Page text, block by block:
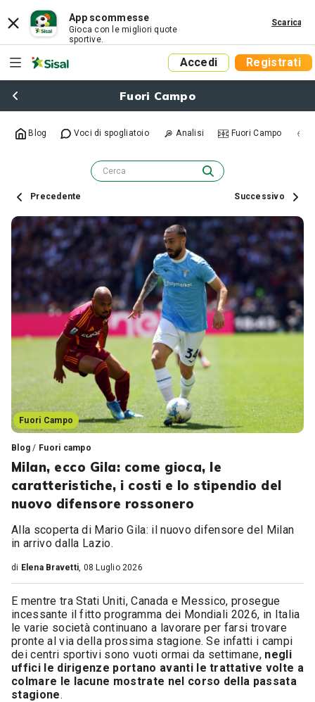
App scommesse
Gioca con le migliori quote
sportive.
Scarica
Accedi Registrati
Fuori Campo
Blog Voci di spogliatoio Analisi Fuori Campo
Precedente Successivo
Fuori Campo
Blog / Fuori campo
Milan, ecco Gila: come gioca, le
caratteristiche, i costi e lo stipendio del
nuovo difensore rossonero
Alla scoperta di Mario Gila: il nuovo difensore del Milan
in arrivo dalla Lazio.
di Elena Bravetti, 08 Luglio 2026
E mentre tra Stati Uniti, Canada e Messico, prosegue
incessante il fitto programma dei Mondiali 2026, in Italia
le varie società continuano a lavorare per farsi trovare
pronte al via della prossima stagione. Se infatti i campi
dei centri sportivi sono vuoti ormai da settimane, negli
uffici le dirigenze portano avanti le trattative volte a
colmare le lacune mostrate nel corso della passata
stagione.